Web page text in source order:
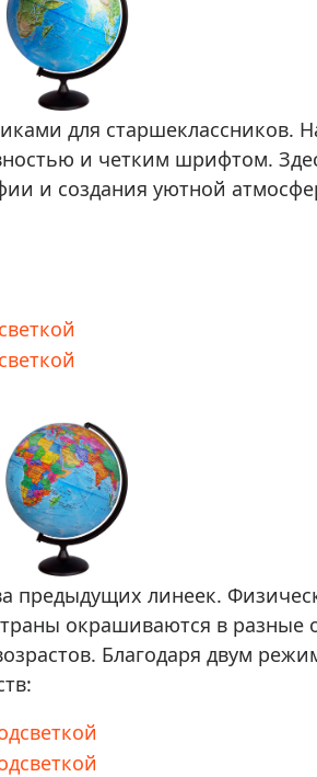
для старшеклассников.
и четким шрифтом.
и создания уютной
предыдущих линеек.
окрашиваются в
Благодаря двум